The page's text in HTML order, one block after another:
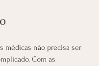
médicas não precisa ser
Com as